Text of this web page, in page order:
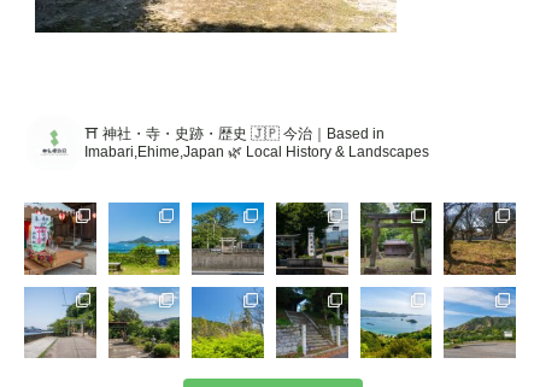
⛩️ 神社・寺・史跡・歴史 🇯🇵 今治｜Based in
Imabari,Ehime,Japan 🌿 Local History & Landscapes